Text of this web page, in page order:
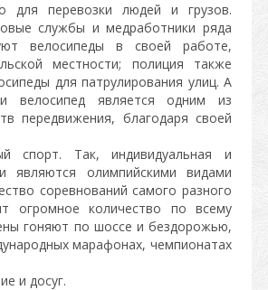
для перевозки людей и грузов.
службы и медработники ряда
велосипеды в своей работе,
местности; полиция также
для патрулирования улиц. А
велосипед является одним из
передвижения, благодаря своей
спорт. Так, индивидуальная и
являются олимпийскими видами
соревнований самого разного
огромное количество по всему
гоняют по шоссе и бездорожью,
марафонах, чемпионатах
и досуг.